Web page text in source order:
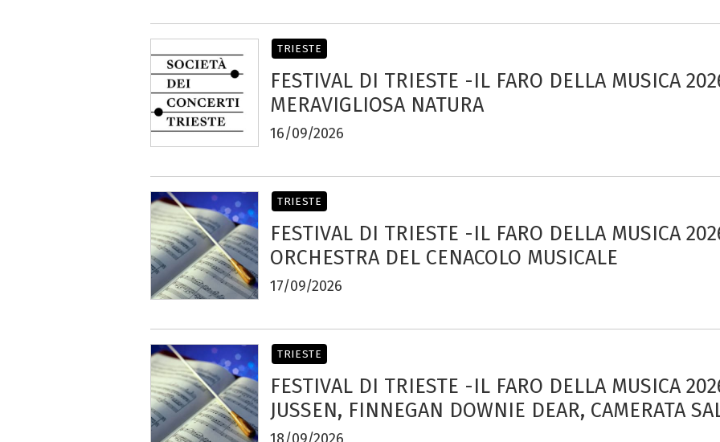
FESTIVAL DI TRIESTE -IL FARO DELLA MUSICA
MERAVIGLIOSA NATURA
16/09/2026
TRIESTE
FESTIVAL DI TRIESTE -IL FARO DELLA MUSICA
ORCHESTRA DEL CENACOLO MUSICALE
17/09/2026
TRIESTE
FESTIVAL DI TRIESTE -IL FARO DELLA MUSICA
JUSSEN, FINNEGAN DOWNIE DEAR, CAMERATA
TRIESTE